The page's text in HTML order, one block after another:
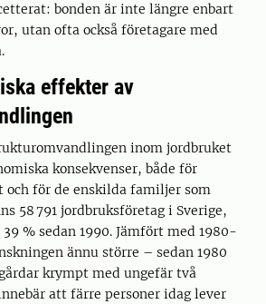
bonden är inte längre enbart
utan ofta också företagare med
effekter av
inom jordbruket
konsekvenser, både för
och för de enskilda familjer som
58 791 jordbruksföretag i Sverige,
% sedan 1990. Jämfört med 1980-
ännu större – sedan 1980
krympt med ungefär två
att färre personer idag lever